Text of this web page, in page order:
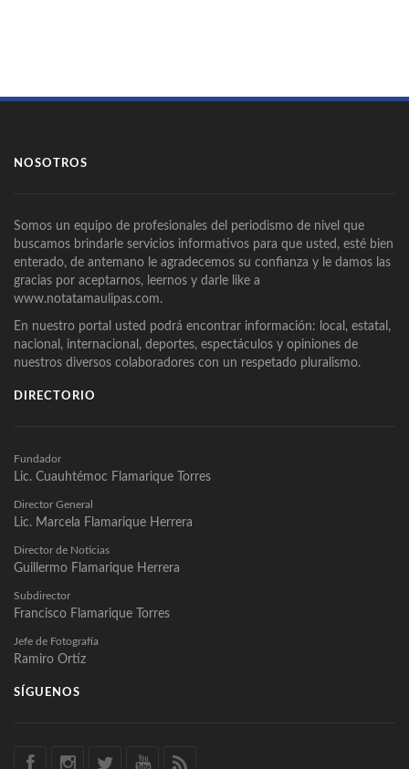
NOSOTROS
Somos un equipo de profesionales del periodismo de nivel que
buscamos brindarle servicios informativos para que usted, esté bien
enterado, de antemano le agradecemos su confianza y le damos las
gracias por aceptarnos, leernos y darle like a
www.notatamaulipas.com.
En nuestro portal usted podrá encontrar información: local, estatal,
nacional, internacional, deportes, espectáculos y opiniones de
nuestros diversos colaboradores con un respetado pluralismo.
DIRECTORIO
Fundador
Lic. Cuauhtémoc Flamarique Torres
Director General
Lic. Marcela Flamarique Herrera
Director de Noticias
Guillermo Flamarique Herrera
Subdirector
Francisco Flamarique Torres
Jefe de Fotografía
Ramiro Ortíz
SÍGUENOS